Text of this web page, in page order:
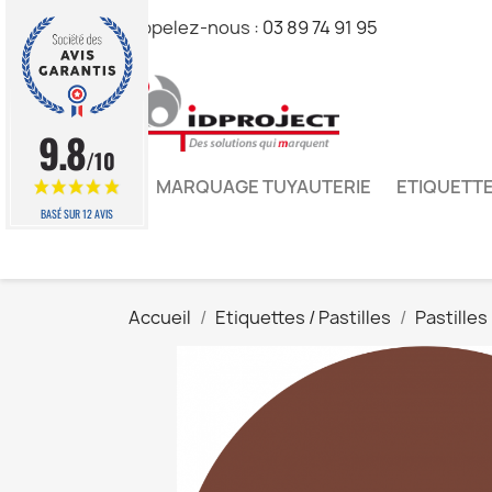
Appelez-nous : 03 89 74 91 95
MARQUAGE TUYAUTERIE
Accueil Etiquettes / Pastilles Pastilles
9.8/10
BASÉ SUR 12 AVIS